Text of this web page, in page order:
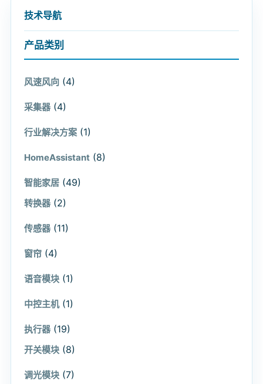
技术导航
产品类别
风速风向 (4)
采集器 (4)
行业解决方案 (1)
HomeAssistant (8)
智能家居 (49)
转换器 (2)
传感器 (11)
窗帘 (4)
语音模块 (1)
中控主机 (1)
执行器 (19)
开关模块 (8)
调光模块 (7)